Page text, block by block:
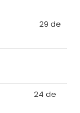
29 de
24 de